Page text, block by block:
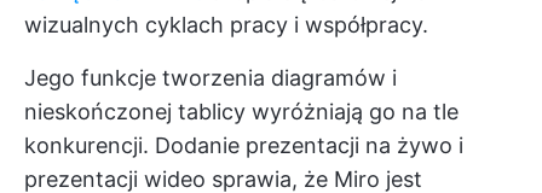
wizualnych cyklach pracy i współpracy.
Jego funkcje tworzenia diagramów i
nieskończonej tablicy wyróżniają go na tle
konkurencji. Dodanie prezentacji na żywo i
prezentacji wideo sprawia, że Miro jest